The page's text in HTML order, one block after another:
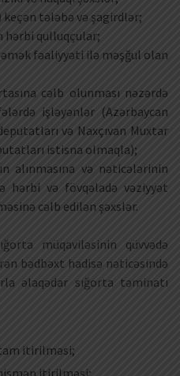
tələbə və şagirdlər;
hərbi qulluqçular;
əmək fəaliyyəti ilə məşğul olan
cəlb olunması nəzərdə
işləyənlər (Azərbaycan
və Naxçıvan Muxtar
istisna olmaqla);
alınmasına və nəticələrinin
hərbi və fövqəladə vəziyyət
cəlb edilən şəxslər.
müqaviləsinin qüvvədə
bədbəxt hadisə nəticəsində
əlaqədar sığorta təminatı
itirilməsi;
itirilməsi;